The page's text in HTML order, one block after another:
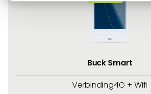
Buck Smart
Verbinding4G + Wifi